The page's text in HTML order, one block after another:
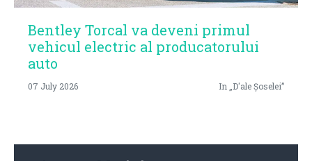
Bentley Torcal va deveni primul
vehicul electric al producatorului
auto
07 July 2026 In „D'ale Șoselei”